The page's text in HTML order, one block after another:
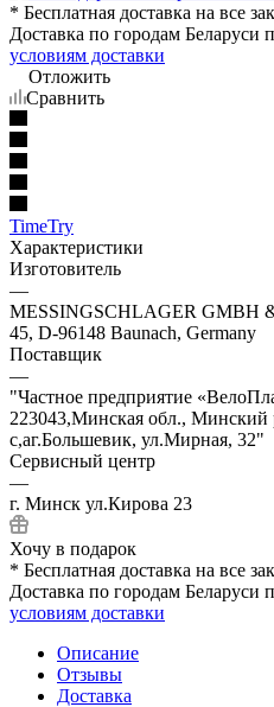
* Бесплатная доставка на все
Доставка по городам Беларуси
условиям доставки
Отложить
Сравнить
TimeTry
Характеристики
Изготовитель
—
MESSINGSCHLAGER GMBH
45, D-96148 Baunach, Germany
Поставщик
—
"Частное предприятие
223043,Минская обл., Минский
с,аг.Большевик, ул.Мирная, 32"
Сервисный центр
—
г. Минск ул.Кирова 23
Хочу в подарок
* Бесплатная доставка на все
Доставка по городам Беларуси
условиям доставки
Описание
Отзывы
Доставка